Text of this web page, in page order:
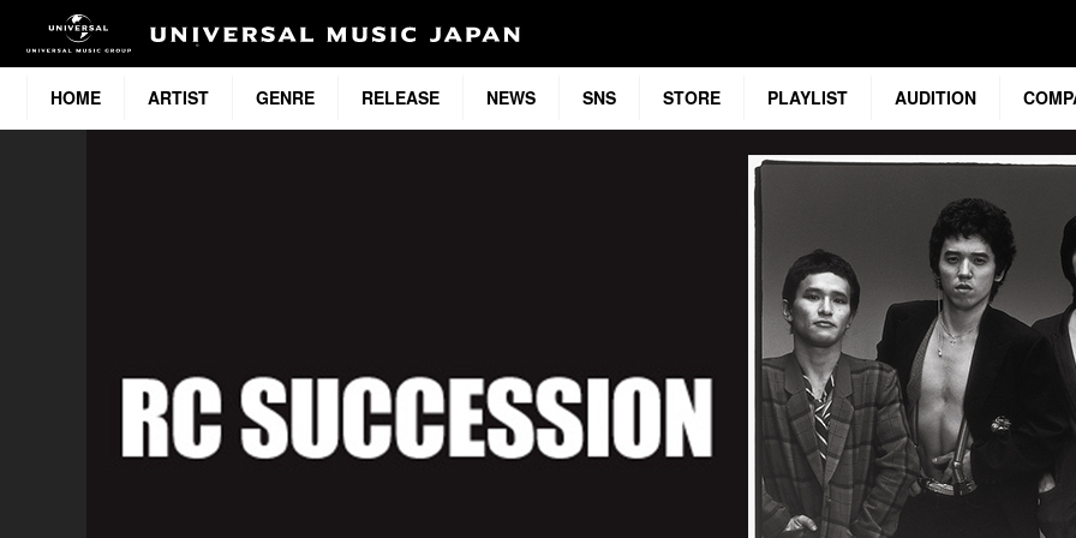
HOME ARTIST GENRE RELEASE NEWS SNS STORE PLAYLIST AUDITION